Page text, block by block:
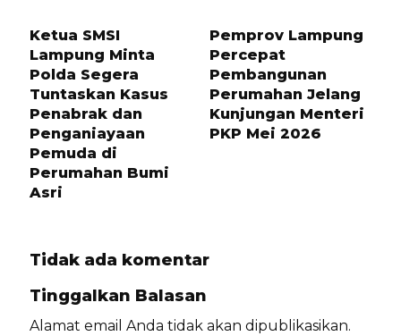
Ketua SMSI
Lampung Minta
Polda Segera
Tuntaskan Kasus
Penabrak dan
Penganiayaan
Pemuda di
Perumahan Bumi
Asri
Pemprov Lampung
Percepat
Pembangunan
Perumahan Jelang
Kunjungan Menteri
PKP Mei 2026
Tidak ada komentar
Tinggalkan Balasan
Alamat email Anda tidak akan dipublikasikan.